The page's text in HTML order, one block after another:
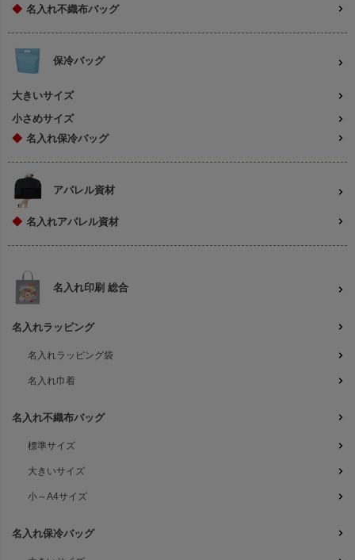
◆ 名入れ不織布バッグ
保冷バッグ
大きいサイズ
小さめサイズ
◆ 名入れ保冷バッグ
アパレル資材
◆ 名入れアパレル資材
名入れ印刷 総合
名入れラッピング
名入れラッピング袋
名入れ巾着
名入れ不織布バッグ
標準サイズ
大きいサイズ
小～A4サイズ
名入れ保冷バッグ